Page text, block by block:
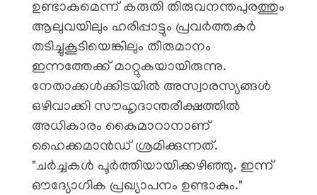
ഉണ്ടാകുമെന്ന് കരുതി തിരുവനന്തപുരത്തും
ആലുവയിലും ഹരിപ്പാട്ടും പ്രവർത്തകർ
തടിച്ചുകൂടിയെങ്കിലും തീരുമാനം
ഇന്നത്തേക്ക് മാറ്റുകയായിരുന്നു.
നേതാക്കൾക്കിടയിൽ അസ്വാരസ്യങ്ങൾ
ഒഴിവാക്കി സൗഹൃദാന്തരീക്ഷത്തിൽ
അധികാരം കൈമാറാനാണ്
ഹൈക്കമാൻഡ് ശ്രമിക്കുന്നത്.
​"ചർച്ചകൾ പൂർത്തിയായിക്കഴിഞ്ഞു. ഇന്ന്
ഔദ്യോഗിക പ്രഖ്യാപനം ഉണ്ടാകും."